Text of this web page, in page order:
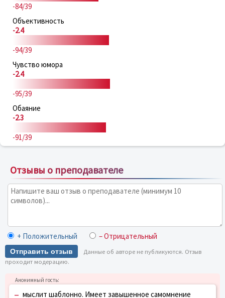
-84/39
Объективность
-2.4
-94/39
Чувство юмора
-2.4
-95/39
Обаяние
-2.3
-91/39
Отзывы о преподавателе
+ Положительный – Отрицательный
Отправить отзыв
Данные об авторе не публикуются. Отзыв
проходит модерацию.
– мыслит шаблонно. Имеет завышенное самомнение